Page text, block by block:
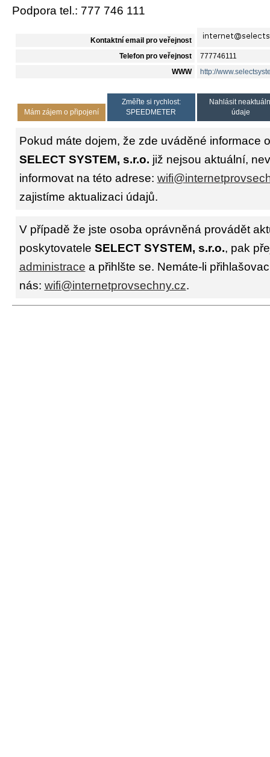
Podpora tel.: 777 746 111
Kontaktní email pro veřejnost
Telefon pro veřejnost 777746111
WWW http://
Mám zájem o připojení
Změřte si rychlost:
SPEEDMETER
Nahlásit
údaje
Pokud máte dojem, že zde uváděné informace
SELECT SYSTEM, s.r.o. již nejsou aktuální,
informovat na této adrese:
zajistíme aktualizaci údajů.
V případě že jste osoba oprávněná provádět
poskytovatele SELECT SYSTEM, s.r.o., pak
administrace a přihlšte se. Nemáte-li
nás: wifi@internetprovsechny.cz.